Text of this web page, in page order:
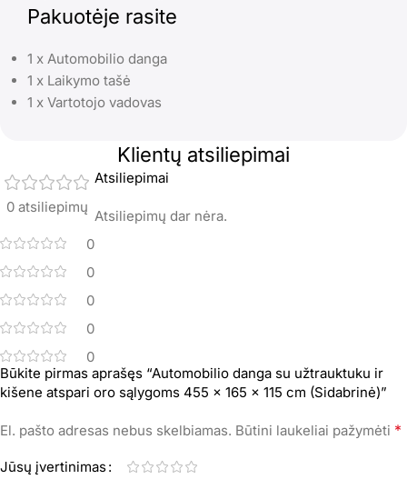
Pakuotėje rasite
1 x Automobilio danga
1 x Laikymo tašė
1 x Vartotojo vadovas
Klientų atsiliepimai
0 atsiliepimų
0
0
0
0
0
Atsiliepimai
Atsiliepimų dar nėra.
Būkite pirmas aprašęs “Automobilio danga su užtrauktuku ir
kišene atspari oro sąlygoms 455 x 165 x 115 cm (Sidabrinė)”
El. pašto adresas nebus skelbiamas. Būtini laukeliai pažymėti *
Jūsų įvertinimas